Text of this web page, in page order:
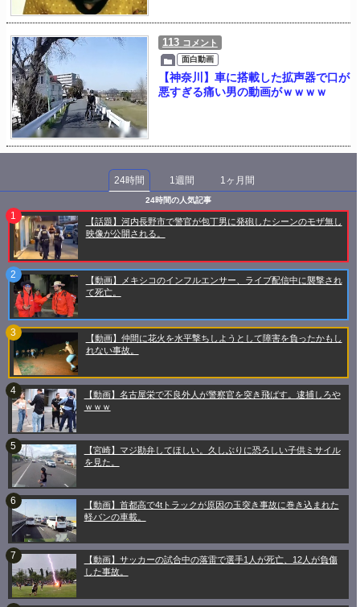
113 コメント
面白動画
【神奈川】車に搭載した拡声器で口が
悪すぎる痛い男の動画がｗｗｗｗ
24時間 1週間 1ヶ月間
24時間の人気記事
【話題】河内長野市で警官が包丁男に発砲したシーンのモザ無し
映像が公開される。
【動画】メキシコのインフルエンサー、ライブ配信中に襲撃され
て死亡。
【動画】仲間に花火を水平撃ちしようとして障害を負ったかもし
れない事故。
【動画】名古屋栄で不良外人が警察官を突き飛ばす。逮捕しろや
ｗｗｗ
【宮崎】マジ勘弁してほしい。久しぶりに恐ろしい子供ミサイル
を見た。
【動画】首都高で4tトラックが原因の玉突き事故に巻き込まれた
軽バンの車載。
【動画】サッカーの試合中の落雷で選手1人が死亡、12人が負傷
した事故。